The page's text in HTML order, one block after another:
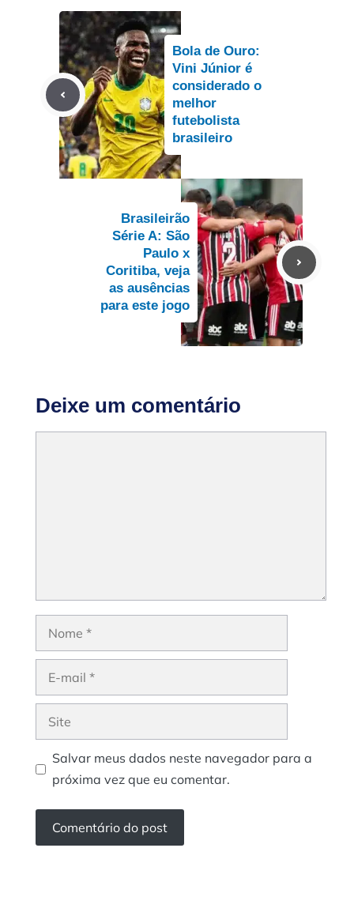
Bola de Ouro:
Vini Júnior é
considerado o
melhor
futebolista
brasileiro
Brasileirão
Série A: São
Paulo x
Coritiba, veja
as ausências
para este jogo
Deixe um comentário
Nome
Site
Salvar meus dados neste navegador para a
próxima vez que eu comentar.